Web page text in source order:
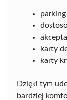
parking
karty
karty
Dzięki tym
bardziej